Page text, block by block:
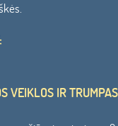
VEIKLOS IR